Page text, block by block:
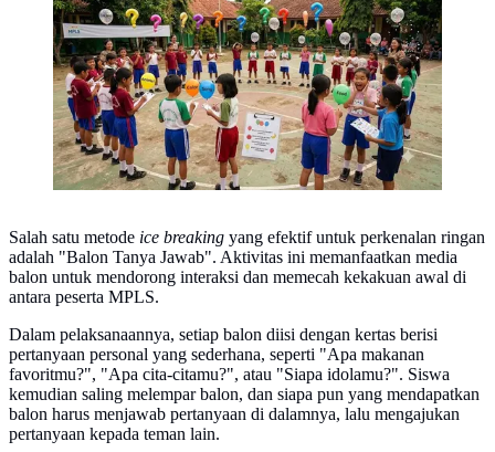
Salah satu metode ice breaking yang efektif untuk perkenalan ringan
adalah "Balon Tanya Jawab". Aktivitas ini memanfaatkan media
balon untuk mendorong interaksi dan memecah kekakuan awal di
antara peserta MPLS.
Dalam pelaksanaannya, setiap balon diisi dengan kertas berisi
pertanyaan personal yang sederhana, seperti "Apa makanan
favoritmu?", "Apa cita-citamu?", atau "Siapa idolamu?". Siswa
kemudian saling melempar balon, dan siapa pun yang mendapatkan
balon harus menjawab pertanyaan di dalamnya, lalu mengajukan
pertanyaan kepada teman lain.